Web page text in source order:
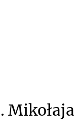
Mikołaja